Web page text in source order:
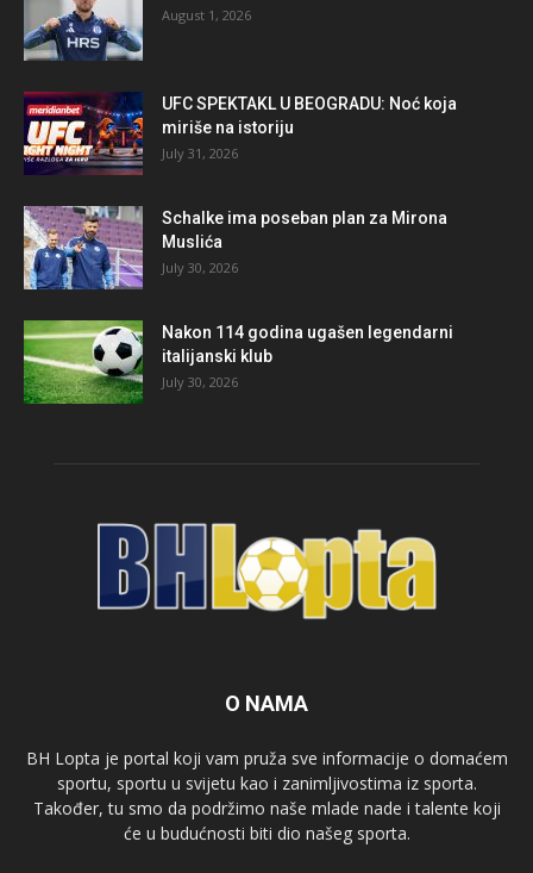
August 1, 2026
UFC SPEKTAKL U BEOGRADU: Noć koja
miriše na istoriju
July 31, 2026
Schalke ima poseban plan za Mirona
Muslića
July 30, 2026
Nakon 114 godina ugašen legendarni
italijanski klub
July 30, 2026
O NAMA
BH Lopta je portal koji vam pruža sve informacije o domaćem
sportu, sportu u svijetu kao i zanimljivostima iz sporta.
Također, tu smo da podržimo naše mlade nade i talente koji
će u budućnosti biti dio našeg sporta.